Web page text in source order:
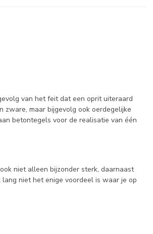
van het feit dat een oprit uiteraard
maar bijgevolg ook oerdegelijke
betontegels voor de realisatie van één
niet alleen bijzonder sterk, daarnaast
niet het enige voordeel is waar je op